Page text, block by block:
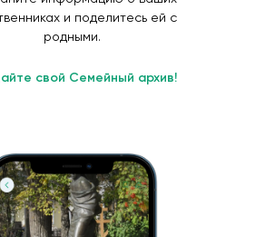
и поделитесь ей с
родными.
свой Семейный архив!